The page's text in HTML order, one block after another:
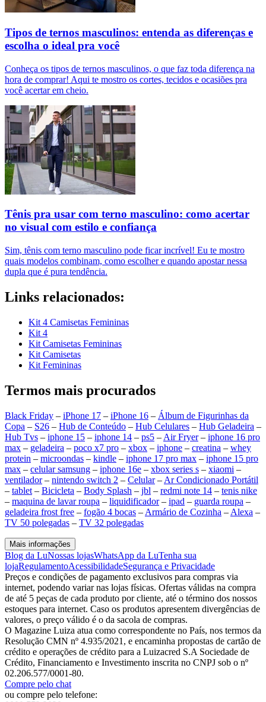
Tipos de ternos masculinos: entenda as diferenças e
escolha o ideal pra você
Conheça os tipos de ternos masculinos, o que faz toda diferença na
hora de comprar! Aqui te mostro os cortes, tecidos e ocasiões pra
você acertar em cheio.
Tênis pra usar com terno masculino: como acertar
no visual com estilo e confiança
Sim, tênis com terno masculino pode ficar incrível! Eu te mostro
quais modelos combinam, como escolher e quando apostar nessa
dupla que é pura tendência.
Links relacionados:
Kit 4 Camisetas Femininas
Kit 4
Kit Camisetas Femininas
Kit Camisetas
Kit Femininas
Termos mais procurados
Black Friday – iPhone 17 – iPhone 16 – Álbum de Figurinhas da
Copa – S26 – Hub de Conteúdo – Hub Celulares – Hub Geladeira –
Hub Tvs – iphone 15 – iphone 14 – ps5 – Air Fryer– iphone 16 pro
max – geladeira – poco x7 pro – xbox – iphone – creatina – whey
protein – microondas – kindle – iphone 17 pro max – iphone 15 pro
max – celular samsung – iphone 16e – xbox series s – xiaomi –
ventilador– nintendo switch 2 – Celular– Ar Condicionado Portátil
– tablet – Bicicleta – Body Splash – jbl – redmi note 14 – tenis nike
– maquina de lavar roupa – liquidificador– ipad – guarda roupa –
geladeira frost free – fogão 4 bocas – Armário de Cozinha – Alexa –
TV 50 polegadas – TV 32 polegadas
Mais informações
Blog da LuNossas lojasWhatsApp da LuTenha sua
lojaRegulamentoAcessibilidadeSegurança e Privacidade
Preços e condições de pagamento exclusivos para compras via
internet, podendo variar nas lojas físicas. Ofertas válidas na compra
de até 5 peças de cada produto por cliente, até o término dos nossos
estoques para internet. Caso os produtos apresentem divergências de
valores, o preço válido é o da sacola de compras.
O Magazine Luiza atua como correspondente no País, nos termos da
Resolução CMN nº 4.935/2021, e encaminha propostas de cartão de
crédito e operações de crédito para a Luizacred S.A Sociedade de
Crédito, Financiamento e Investimento inscrita no CNPJ sob o nº
02.206.577/0001-80.
Compre pelo chat
ou compre pelo telefone: